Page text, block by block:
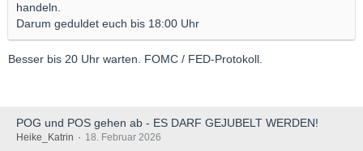
handeln.
Darum geduldet euch bis 18:00 Uhr
Besser bis 20 Uhr warten. FOMC / FED-Protokoll.
POG und POS gehen ab - ES DARF GEJUBELT WERDEN!
Heike_Katrin 18. Februar 2026